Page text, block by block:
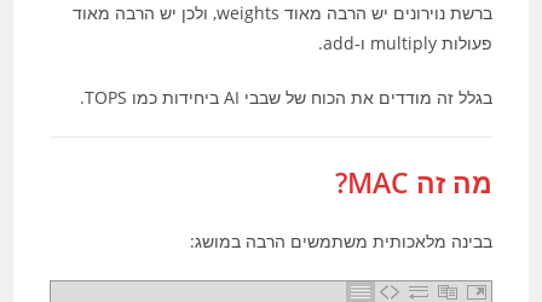
ברשת נוירונים יש הרבה מאוד weights, ולכן יש הרבה מאוד
פעולות multiply ו-add.
בגלל זה מודדים את הכוח של שבבי AI ביחידות כמו TOPS.
מה זה MAC?
בבינה מלאכותית משתמשים הרבה במושג: